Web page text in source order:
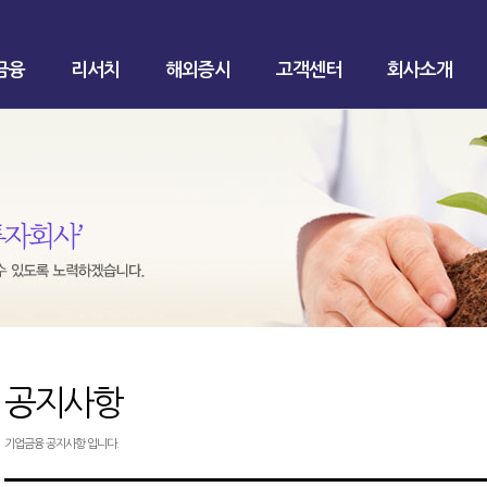
융 리서치 해외증시 고객센터 회사소개
공지사항
기업금융 공지사항 입니다.